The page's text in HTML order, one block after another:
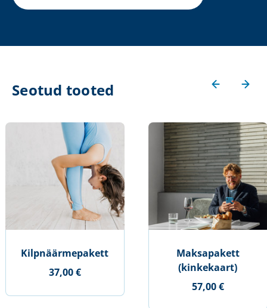
Seotud tooted
Kilpnäärmepakett
37,00 €
Maksapakett
(kinkekaart)
57,00 €